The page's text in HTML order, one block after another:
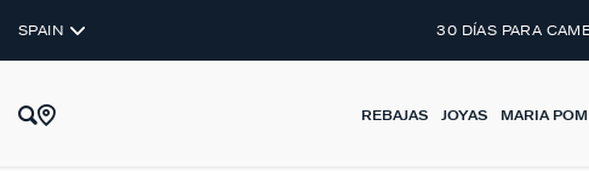
SPAIN 30 DÍAS PARA
REBAJAS JOYAS MARIA